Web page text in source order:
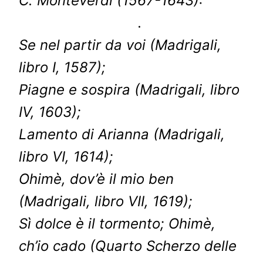
.
Se nel partir da voi (Madrigali,
libro I, 1587);
Piagne e sospira (Madrigali, libro
IV, 1603);
Lamento di Arianna (Madrigali,
libro VI, 1614);
Ohimè, dov’è il mio ben
(Madrigali, libro VII, 1619);
Sì dolce è il tormento; Ohimè,
ch’io cado (Quarto Scherzo delle